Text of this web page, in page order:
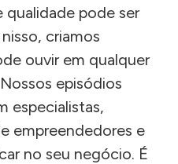
pode ser
criamos
ouvir em qualquer
episódios
especialistas,
empreendedores e
no seu negócio. É